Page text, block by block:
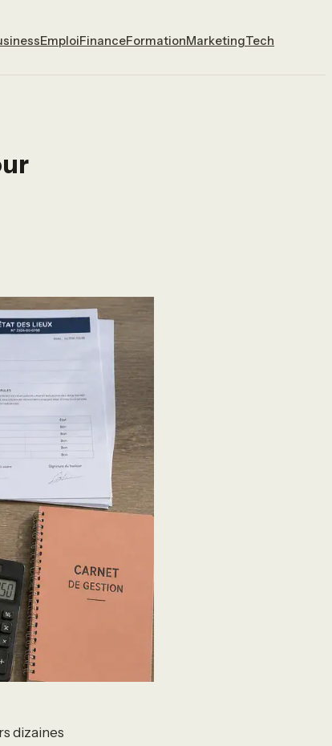
EmploiFinanceFormationMarketingTech
dizaines